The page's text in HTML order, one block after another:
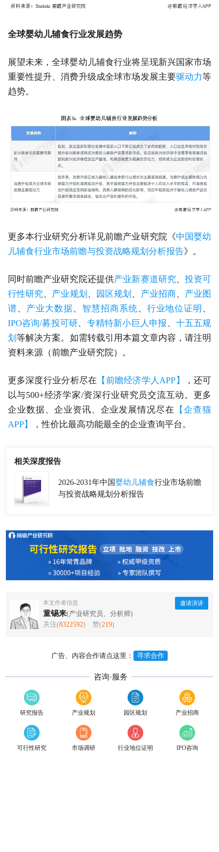
全球婴幼儿辅食行业发展趋势
展望未来，全球婴幼儿辅食行业将呈现新兴国家市场
重要性提升、消费升级成全球市场发展主要驱动力等
趋势。
更多本行业研究分析详见前瞻产业研究院《中国婴幼
儿辅食行业市场前瞻与投资战略规划分析报告》。
同时前瞻产业研究院还提供产业新赛道研究、投资可
行性研究、 产业规划 、 园区规划 、 产业招商、 产业图
谱、 产业大数据、 智慧招商系统、 行业地位证明 、
IPO咨询/募投可研、 专精特新小巨人申报 、 十五五规
划 等解决方案。如需转载引用本篇文章内容，请注明
资料来源（前瞻产业研究院）。
更多深度行业分析尽在 【前瞻经济学人APP】
，还可
以与500+经济学家/资深行业研究员交流互动。更多
企业数据、企业资讯、企业发展情况尽在
【企查猫
APP】
，性价比最高功能最全的企业查询平台。
相关深度报告
2026-2031年中国婴幼儿辅食行业市场前瞻
与投资战略规划分析报告
本文作者信息
童锡来(产业研究员、分析师)
关注(8322592) 赞(219)
邀请演讲
广告、内容合作请点这里： 寻求合作
咨询·服务
研究报告 产业规划 园区规划 产业招商
可行性研究 市场调研 行业地位证明 IPO咨询